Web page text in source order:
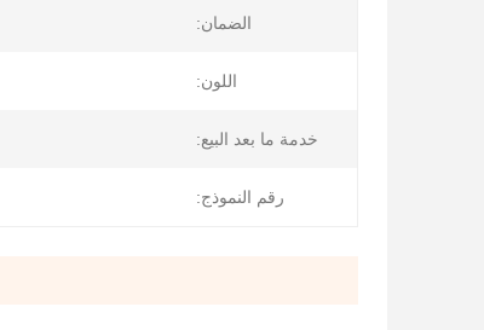
الضمان:
اللون:
خدمة ما بعد البيع:
رقم النموذج: